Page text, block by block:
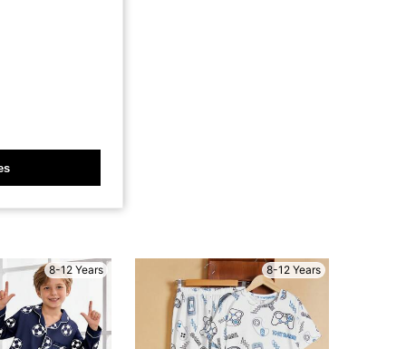
8-12 Years 8-12 Years